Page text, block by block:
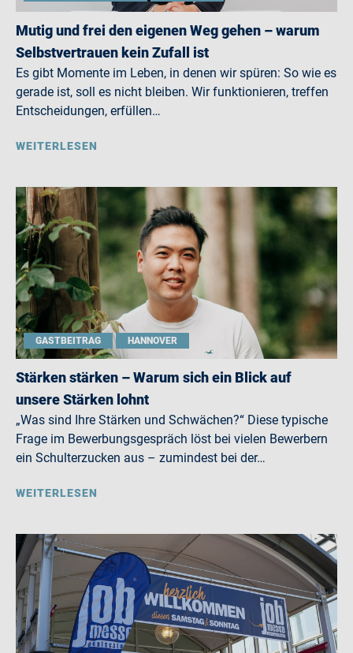
Mutig und frei den eigenen Weg gehen – warum
Selbstvertrauen kein Zufall ist
Es gibt Momente im Leben, in denen wir spüren: So wie es
gerade ist, soll es nicht bleiben. Wir funktionieren, treffen
Entscheidungen, erfüllen…
WEITERLESEN
GASTBEITRAG HANNOVER
Stärken stärken – Warum sich ein Blick auf
unsere Stärken lohnt
„Was sind Ihre Stärken und Schwächen?“ Diese typische
Frage im Bewerbungsgespräch löst bei vielen Bewerbern
ein Schulterzucken aus – zumindest bei der…
WEITERLESEN